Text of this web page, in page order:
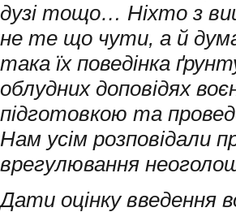
дузі тощо… Ніхто з
не те що чути, а й
така їх поведінка
облудних доповідях
підготовкою та
Нам усім розповідали
врегулювання
Дати оцінку введення